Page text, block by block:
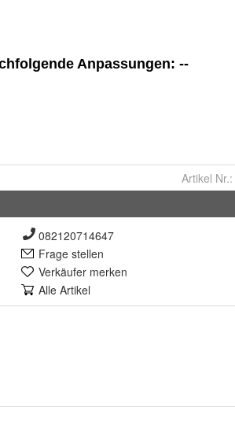
Artikel Nr.:
082120714647
Frage stellen
Verkäufer merken
Alle Artikel